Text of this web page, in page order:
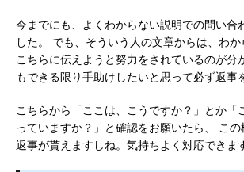
今までにも、よくわからない説明での問い合
した。 でも、そういう人の文章からは、わか
こちらに伝えようと努力をされているのが分
もできる限り手助けしたいと思って必ず返事
こちらから「ここは、こうですか？」とか「
っていますか？」と確認をお願いたら、 こ
返事が貰えますしね。気持ちよく対応できま